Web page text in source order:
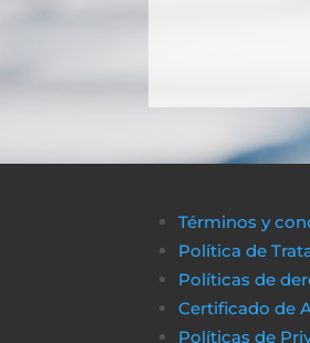
Términos y
Política de
Políticas de
Certificado de
Políticas de